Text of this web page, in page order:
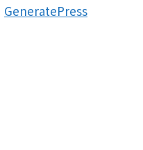
GeneratePress